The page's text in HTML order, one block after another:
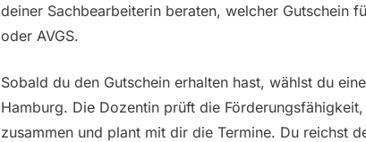
deiner Sachbearbeiterin beraten, welcher Gutschein
oder AVGS.
Sobald du den Gutschein erhalten hast, wählst du
Hamburg. Die Dozentin prüft die
zusammen und plant mit dir die Termine. Du reichst